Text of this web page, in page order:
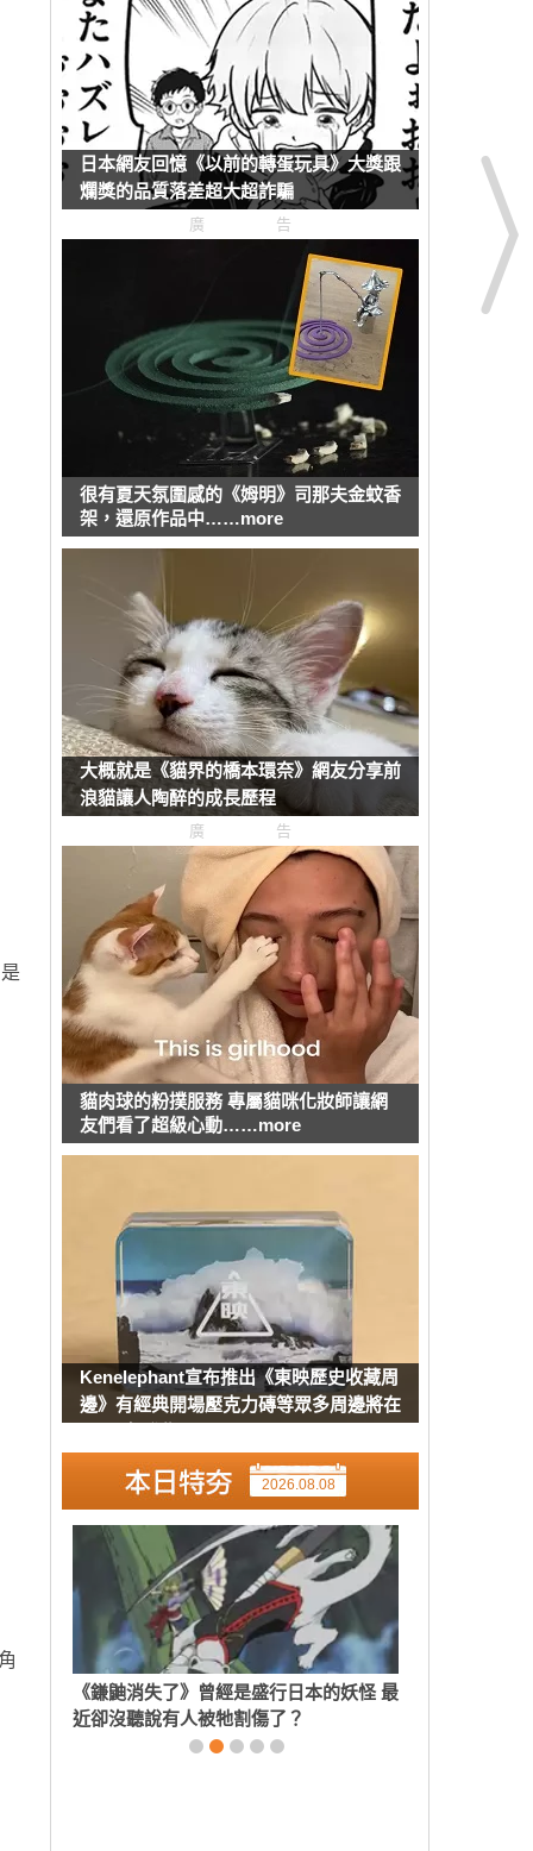
日本網友回憶《以前的轉蛋玩具》大獎跟
爛獎的品質落差超大超詐騙
廣告
很有夏天氛圍感的《姆明》司那夫金蚊香
架，還原作品中……more
大概就是《貓界的橋本環奈》網友分享前
浪貓讓人陶醉的成長歷程
廣告
貓肉球的粉撲服務 專屬貓咪化妝師讓網
友們看了超級心動……more
Kenelephant宣布推出《東映歷史收藏周
邊》有經典開場壓克力磚等眾多周邊將在
2026.08.08